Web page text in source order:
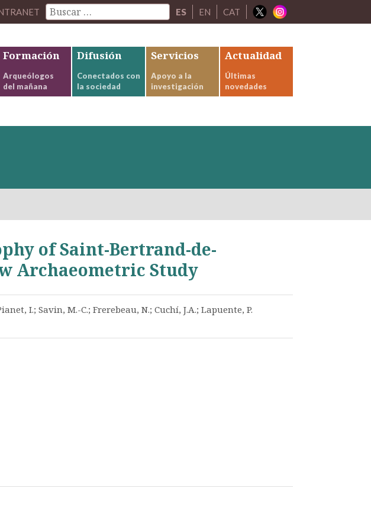
ES EN CAT
Formación
Arqueólogos
del mañana
Difusión
Conectados con
la sociedad
Servicios
Apoyo a la
investigación
Actualidad
Últimas
novedades
of Saint-Bertrand-de-
Archaeometric Study
I.; Savin, M.-C.; Frerebeau, N.; Cuchí, J.A.; Lapuente, P.